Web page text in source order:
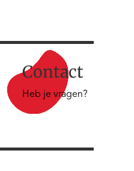
Contact
Heb je vragen?